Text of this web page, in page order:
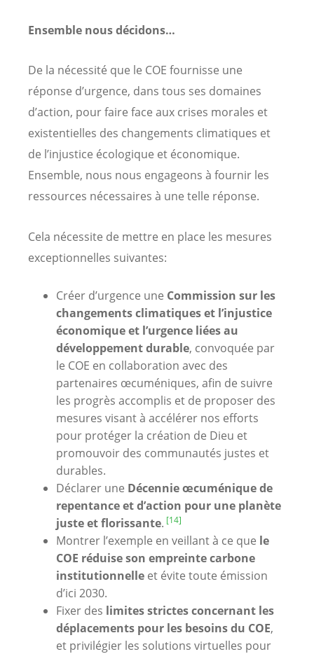
Ensemble nous décidons…
De la nécessité que le COE fournisse une
réponse d’urgence, dans tous ses domaines
d’action, pour faire face aux crises morales et
existentielles des changements climatiques et
de l’injustice écologique et économique.
Ensemble, nous nous engageons à fournir les
ressources nécessaires à une telle réponse.
Cela nécessite de mettre en place les mesures
exceptionnelles suivantes:
Créer d’urgence une Commission sur les
changements climatiques et l’injustice
économique et l’urgence liées au
développement durable, convoquée par
le COE en collaboration avec des
partenaires œcuméniques, afin de suivre
les progrès accomplis et de proposer des
mesures visant à accélérer nos efforts
pour protéger la création de Dieu et
promouvoir des communautés justes et
durables.
Déclarer une Décennie œcuménique de
repentance et d’action pour une planète
juste et florissante. [14]
Montrer l’exemple en veillant à ce que le
COE réduise son empreinte carbone
institutionnelle et évite toute émission
d’ici 2030.
Fixer des limites strictes concernant les
déplacements pour les besoins du COE,
et privilégier les solutions virtuelles pour